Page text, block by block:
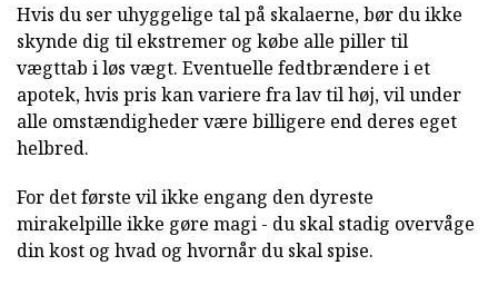
Hvis du ser uhyggelige tal på skalaerne, bør du ikke
skynde dig til ekstremer og købe alle piller til
vægttab i løs vægt. Eventuelle fedtbrændere i et
apotek, hvis pris kan variere fra lav til høj, vil under
alle omstændigheder være billigere end deres eget
helbred.
For det første vil ikke engang den dyreste
mirakelpille ikke gøre magi - du skal stadig overvåge
din kost og hvad og hvornår du skal spise.